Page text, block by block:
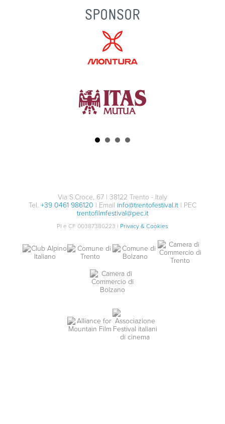
SPONSOR
Via S.Croce, 67 | 38122 Trento - Italy
Tel. +39 0461 986120 | Email info@trentofestival.it | PEC
trentofilmfestival@pec.it
PI e CF 00387380223 | Privacy & Cookies